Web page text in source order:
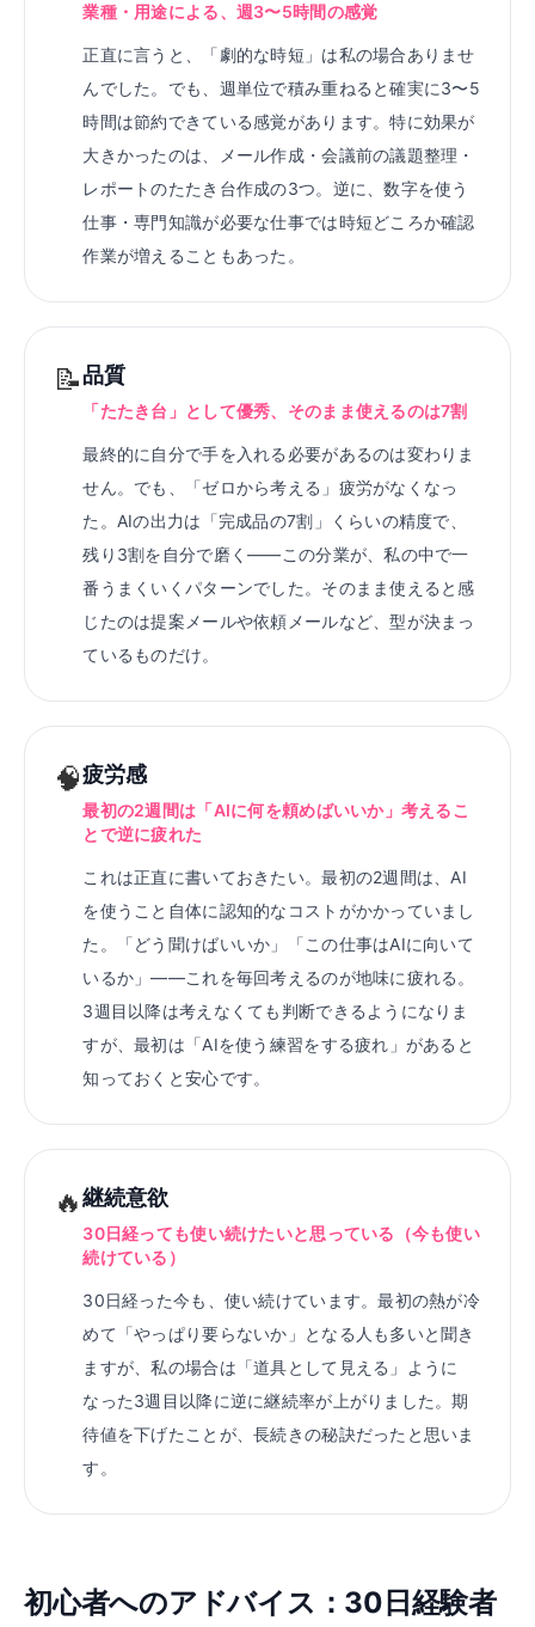
業種・用途による、週3〜5時間の感覚
正直に言うと、「劇的な時短」は私の場合ありませ
んでした。でも、週単位で積み重ねると確実に3〜5
時間は節約できている感覚があります。特に効果が
大きかったのは、メール作成・会議前の議題整理・
レポートのたたき台作成の3つ。逆に、数字を使う
仕事・専門知識が必要な仕事では時短どころか確認
作業が増えることもあった。
📝品質
「たたき台」として優秀、そのまま使えるのは7割
最終的に自分で手を入れる必要があるのは変わりま
せん。でも、「ゼロから考える」疲労がなくなっ
た。AIの出力は「完成品の7割」くらいの精度で、
残り3割を自分で磨く——この分業が、私の中で一
番うまくいくパターンでした。そのまま使えると感
じたのは提案メールや依頼メールなど、型が決まっ
ているものだけ。
🧠疲労感
最初の2週間は「AIに何を頼めばいいか」考えるこ
とで逆に疲れた
これは正直に書いておきたい。最初の2週間は、AI
を使うこと自体に認知的なコストがかかっていまし
た。「どう聞けばいいか」「この仕事はAIに向いて
いるか」——これを毎回考えるのが地味に疲れる。
3週目以降は考えなくても判断できるようになりま
すが、最初は「AIを使う練習をする疲れ」があると
知っておくと安心です。
🔥継続意欲
30日経っても使い続けたいと思っている（今も使い
続けている）
30日経った今も、使い続けています。最初の熱が冷
めて「やっぱり要らないか」となる人も多いと聞き
ますが、私の場合は「道具として見える」ように
なった3週目以降に逆に継続率が上がりました。期
待値を下げたことが、長続きの秘訣だったと思いま
す。
初心者へのアドバイス：30日経験者